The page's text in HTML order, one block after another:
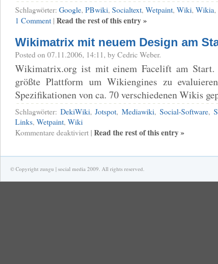
Schlagwörter: Google, PBwiki, Socialtext, Wetpaint, Wiki, Wikia,
1 Comment | Read the rest of this entry »
Wikimatrix mit neuem Design am
Posted on 07.11.2006, 14:11, by Cedric Weber.
Wikimatrix.org ist mit einem Facelift am
größte Plattform um Wikiengines zu
Spezifikationen von ca. 70 verschiedenen Wikis
Schlagwörter: DekiWiki,Jotspot,Mediawiki, Social-Software,
Links, Wetpaint, Wiki
Kommentare deaktiviert für
Wikimatrix
Design
am
Start
| Read the rest of this entry »
© Copyright zungu | social media 2009. All rights reserved.